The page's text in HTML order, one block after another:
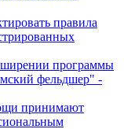
правила
программы
фельдшер" -
принимают